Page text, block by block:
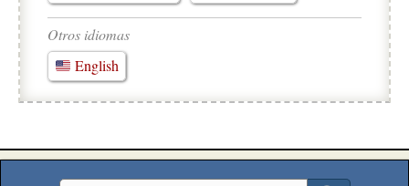
Otros idiomas
English